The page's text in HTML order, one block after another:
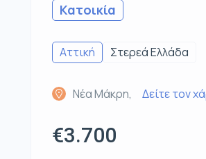
Κατοικία
Αττική Στερεά Ελλάδα
Νέα Μάκρη, Δείτε τον
€3.700